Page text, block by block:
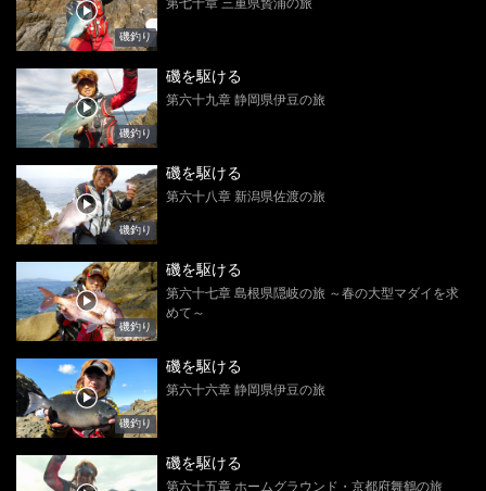
磯釣り
磯釣り
磯を駆ける
第六十九章 静岡県伊豆の旅
磯釣り
磯を駆ける
第六十八章 新潟県佐渡の旅
磯釣り
磯を駆ける
第六十七章 島根県隠岐の旅 ～春の大型マダイを求
めて～
磯釣り
磯を駆ける
第六十六章 静岡県伊豆の旅
磯を駆ける
第六十五章 ホームグラウンド・京都府舞鶴の旅